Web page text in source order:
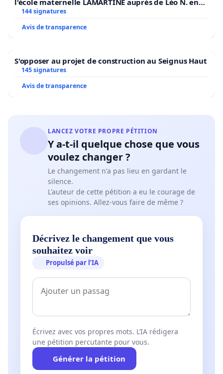
l'école maternelle LAMARTINE auprès de Léo N. en
2026/2027
144 signatures
Avis de transparence
S'opposer au projet de construction au Seignus Haut
145 signatures
Avis de transparence
LANCEZ VOTRE PROPRE PÉTITION
Y a-t-il quelque chose que vous
voulez changer ?
Le changement n'a pas lieu en gardant le
silence.
L'auteur de cette pétition a eu le courage de
ses opinions. Allez-vous faire de même ?
Décrivez le changement que vous
souhaitez voir
Propulsé par l’IA
Écrivez avec vos propres mots. L’IA rédigera
une pétition percutante pour vous.
Générer la pétition